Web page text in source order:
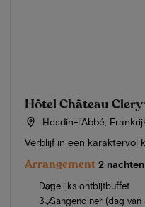
Hôtel Château Clery
Hesdin-l’Abbé,
Verblijf in een karaktervol
Arrangement 2
Dagelijks ontbijtbuffet
3-Gangendiner (dag van